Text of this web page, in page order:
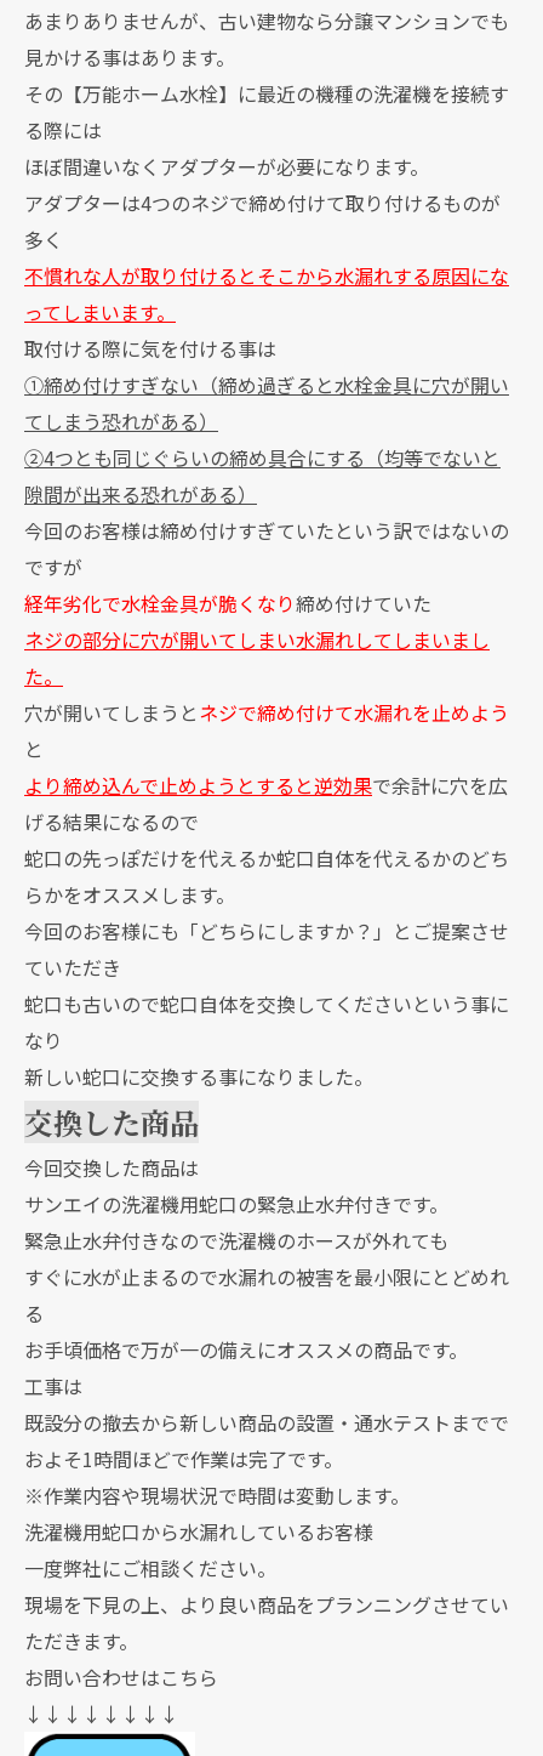
あまりありませんが、古い建物なら分譲マンションでも
見かける事はあります。
その【万能ホーム水栓】に最近の機種の洗濯機を接続す
る際には
ほぼ間違いなくアダプターが必要になります。
アダプターは4つのネジで締め付けて取り付けるものが
多く
不慣れな人が取り付けるとそこから水漏れする原因にな
ってしまいます。
取付ける際に気を付ける事は
①締め付けすぎない（締め過ぎると水栓金具に穴が開い
てしまう恐れがある）
②4つとも同じぐらいの締め具合にする（均等でないと
隙間が出来る恐れがある）
今回のお客様は締め付けすぎていたという訳ではないの
ですが
経年劣化で水栓金具が脆くなり締め付けていた
ネジの部分に穴が開いてしまい水漏れしてしまいまし
た。
穴が開いてしまうとネジで締め付けて水漏れを止めよう
と
より締め込んで止めようとすると逆効果で余計に穴を広
げる結果になるので
蛇口の先っぽだけを代えるか蛇口自体を代えるかのどち
らかをオススメします。
今回のお客様にも「どちらにしますか？」とご提案させ
ていただき
蛇口も古いので蛇口自体を交換してくださいという事に
なり
新しい蛇口に交換する事になりました。
交換した商品
今回交換した商品は
サンエイの洗濯機用蛇口の緊急止水弁付きです。
緊急止水弁付きなので洗濯機のホースが外れても
すぐに水が止まるので水漏れの被害を最小限にとどめれ
る
お手頃価格で万が一の備えにオススメの商品です。
工事は
既設分の撤去から新しい商品の設置・通水テストまでで
およそ1時間ほどで作業は完了です。
※作業内容や現場状況で時間は変動します。
洗濯機用蛇口から水漏れしているお客様
一度弊社にご相談ください。
現場を下見の上、より良い商品をプランニングさせてい
ただきます。
お問い合わせはこちら
↓↓↓↓↓↓↓↓